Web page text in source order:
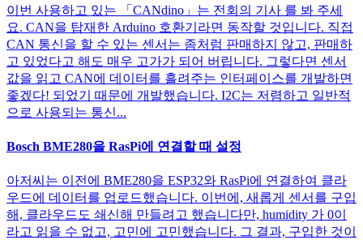
이번 사용하고 있는 「CANdino」는 전회의 기사 를 봐 주세
요. CAN을 탑재한 Arduino 호환기라면 동작할 것입니다. 직접
CAN 통신을 할 수 있는 센서는 좀처럼 판매하지 않고, 판매하
고 있었다고 해도 매우 고가가 되어 버립니다. 그렇다면 센서
값을 읽고 CAN에 데이터를 흘려주는 인터페이스를 개발하면
좋겠다! 되었기 때문에 개발했습니다. I2C는 저렴하고 일반적
으로 사용되는 통신...
Bosch BME280을 RasPi에 연결할 때 설정
아저씨는 이전에 BME280을 ESP32와 RasPi에 연결하여 클라
우드에 데이터를 업로드했습니다. 이번에, 새롭게 센서를 구입
해, 클라우드도 쇄신해 만들려고 했습니다만, humidity 가 0이
라고 읽을 수 없고, 고민에 고민했습니다. 그 결과, 구입한 것이